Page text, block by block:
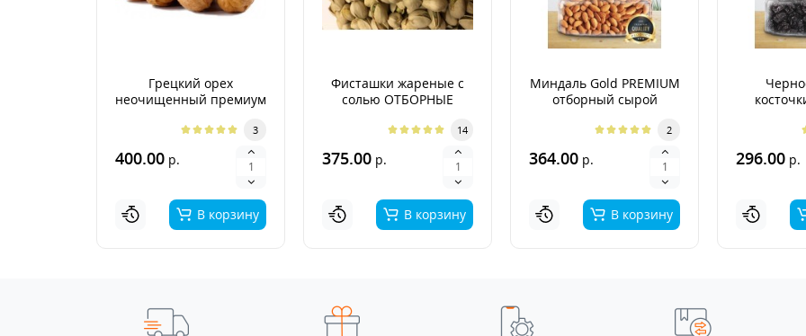
Грецкий орех
неочищенный премиум
3
400.00 р.
В корзину
Фисташки жареные с
солью ОТБОРНЫЕ
14
375.00 р.
В корзину
Миндаль Gold PREMIUM
отборный сырой
2
364.00 р.
В корзину
296.00 р.